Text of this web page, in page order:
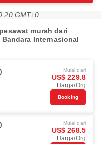
GMT+0
murah dari
Internasional
Mulai dari
US$ 229.8
Harga/Org
Booking
Mulai dari
US$ 268.5
Harga/Org